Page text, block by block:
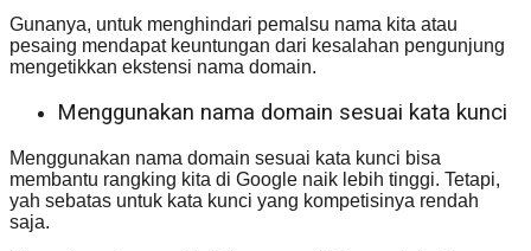
Gunanya, untuk menghindari pemalsu nama kita atau
pesaing mendapat keuntungan dari kesalahan pengunjung
mengetikkan ekstensi nama domain.
Menggunakan nama domain sesuai kata kunci
Menggunakan nama domain sesuai kata kunci bisa
membantu rangking kita di Google naik lebih tinggi. Tetapi,
yah sebatas untuk kata kunci yang kompetisinya rendah
saja.